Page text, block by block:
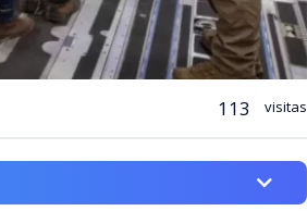
113 visitas